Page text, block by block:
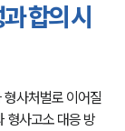
합의 시
사처벌로 이어질
형사고소 대응 방